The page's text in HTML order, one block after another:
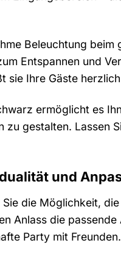
Beleuchtung beim
Entspannen und
sie Ihre Gäste
ermöglicht es
gestalten. Lassen
und
die Möglichkeit,
Anlass die
Party mit Freunden.